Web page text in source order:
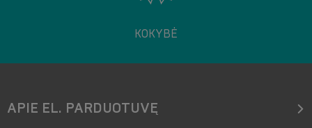
KOKYBĖ
APIE EL. PARDUOTUVĘ